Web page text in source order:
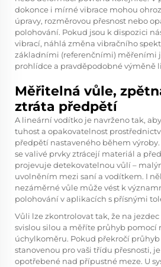
dokonce i mírné vibrace mohou
úpravy, rozměrovou přesnost nebo
polohování. Pokud jsou k dispozici
vibrací, náhlá změna vibračního
základními (referenčními) měřeními
prohlídce a pravděpodobné výměně
Měřitelná vůle,
ztráta předpětí
A lineární vodítko je navrženo tak,
tuhost a opakovatelnost
předpětí nastaveného během
se valivé prvky ztrácejí materiál a
projevuje detekovatelnou vůlí –
uvolněním mezi saní a vodítkem. I
nezáměrné vůle může vést k
polohování v aplikacích s přísnými
Vůli lze zkontrolovat tak, že na
svislou silou a měříte průhyb pomocí
úchylkoměru. Pokud překročí průhyb
stanovenou pro vaši třídu přesnosti,
opotřebené nad přípustné meze. U